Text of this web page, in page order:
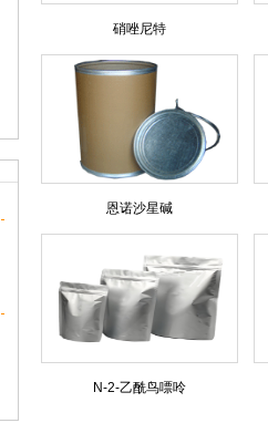
硝唑尼特
恩诺沙星碱
N-2-乙酰鸟嘌呤